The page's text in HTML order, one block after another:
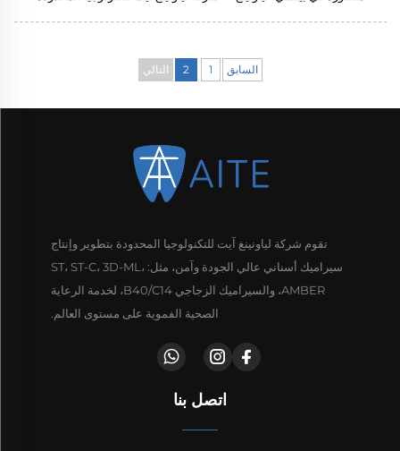
السابق 1
2 التالي
تقوم شركة لياونينغ آيت للتكنولوجيا المحدودة بتطوير وإنتاج
سيراميك أسناني عالي الجودة وآمن، مثل: ST، ST-C، 3D-ML،
AMBER، والسيراميك الزجاجي B40/C14، لخدمة الرعاية
الصحية الفموية على مستوى العالم.
اتصل بنا